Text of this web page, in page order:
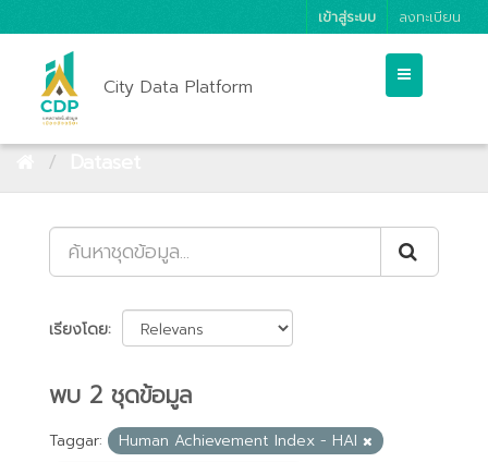
เข้าสู่ระบบ ลงทะเบียน
City Data Platform
เรียงโดย
พบ 2 ชุดข้อมูล
Taggar:
Human Achievement Index - HAI